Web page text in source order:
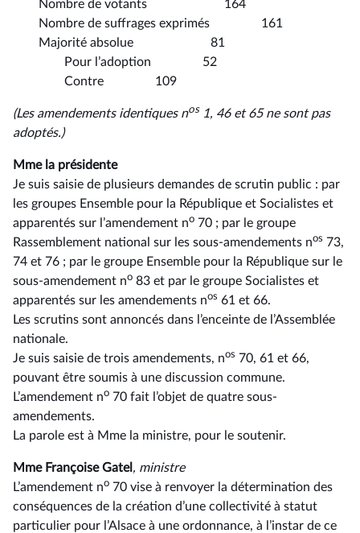
Nombre de votants 164
Nombre de suffrages exprimés 161
Majorité absolue 81
Pour l’adoption 52
Contre 109
(Les amendements identiques nos 1, 46 et 65 ne sont pas
adoptés.)
Mme la présidente
Je suis saisie de plusieurs demandes de scrutin public : par
les groupes Ensemble pour la République et Socialistes et
apparentés sur l’amendement no 70 ; par le groupe
Rassemblement national sur les sous-amendements nos 73,
74 et 76 ; par le groupe Ensemble pour la République sur le
sous-amendement no 83 et par le groupe Socialistes et
apparentés sur les amendements nos 61 et 66.
Les scrutins sont annoncés dans l’enceinte de l’Assemblée
nationale.
Je suis saisie de trois amendements, nos 70, 61 et 66,
pouvant être soumis à une discussion commune.
L’amendement no 70 fait l’objet de quatre sous-
amendements.
La parole est à Mme la ministre, pour le soutenir.
Mme Françoise Gatel , ministre
L’amendement no 70 vise à renvoyer la détermination des
conséquences de la création d’une collectivité à statut
particulier pour l’Alsace à une ordonnance, à l’instar de ce